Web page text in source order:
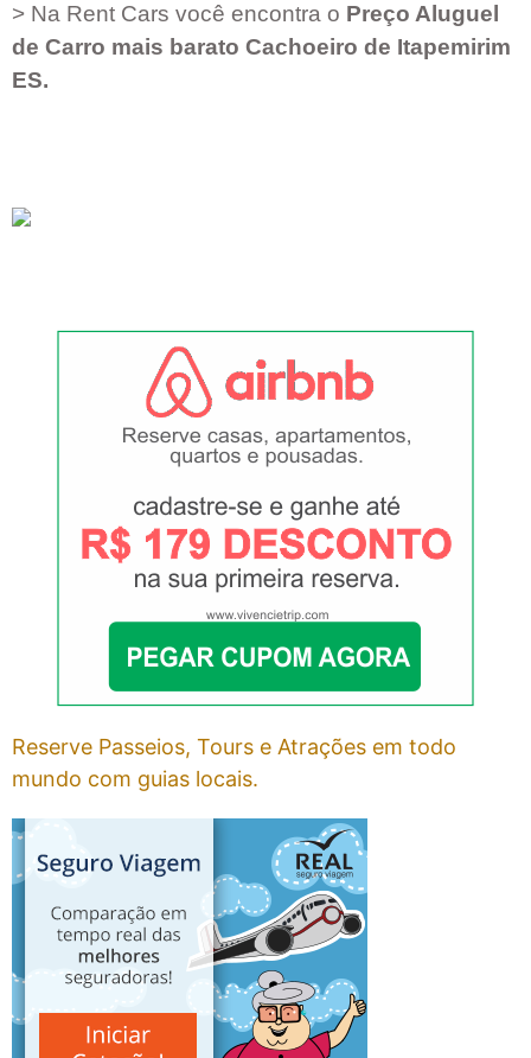
> Na Rent Cars você encontra o Preço Aluguel
de Carro mais barato Cachoeiro de Itapemirim
ES.
Reserve Passeios, Tours e Atrações em todo
mundo com guias locais.